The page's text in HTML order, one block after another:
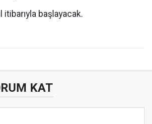
itibarıyla başlayacak.
KAT